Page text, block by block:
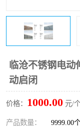
临沧不锈钢电
动启闭
价格： 1000.00 元/
产品数量： 9999.00